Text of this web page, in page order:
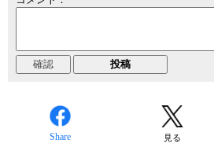
Share 見る